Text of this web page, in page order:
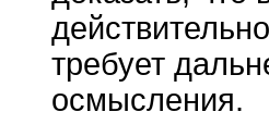
требует
осмысления.